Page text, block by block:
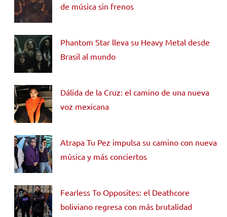
de música sin frenos
Phantom Star lleva su Heavy Metal desde
Brasil al mundo
Dálida de la Cruz: el camino de una nueva
voz mexicana
Atrapa Tu Pez impulsa su camino con nueva
música y más conciertos
Fearless To Opposites: el Deathcore
boliviano regresa con más brutalidad